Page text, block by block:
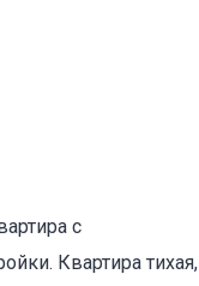
с
Квартира тихая,